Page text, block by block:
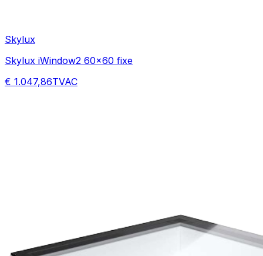
Skylux
Skylux iWindow2 60x60 fixe
€ 1.047,86TVAC